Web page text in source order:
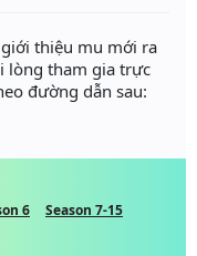
thiệu mu mới ra
lòng tham gia trực
đường dẫn sau:
6
Season 7-15